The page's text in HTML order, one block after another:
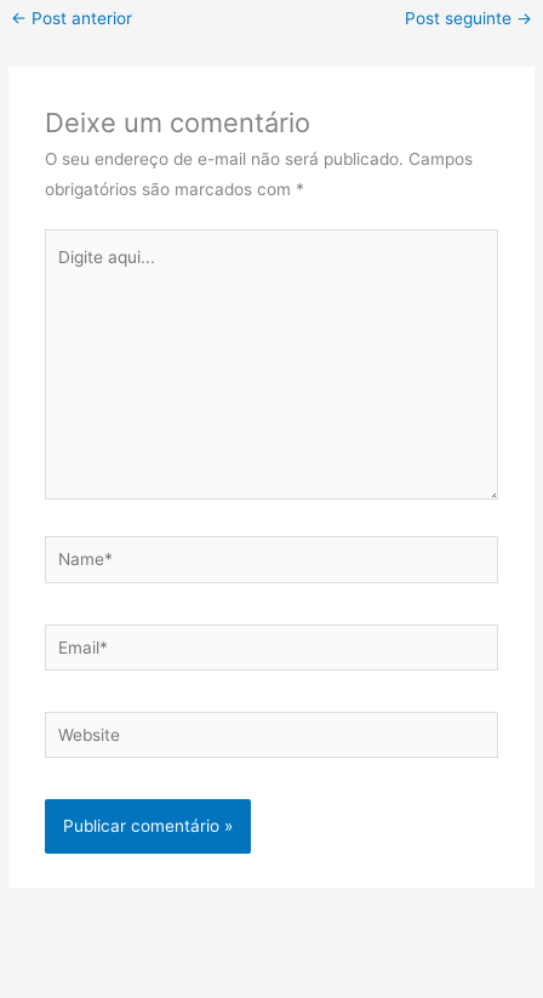
← Post anterior Post seguinte →
Deixe um comentário
O seu endereço de e-mail não será publicado. Campos
obrigatórios são marcados com *
aqui...
Name*
Email*
Website